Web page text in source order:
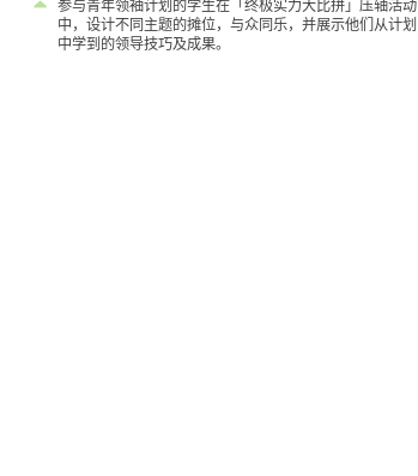
参与青年领袖计划的学生在「终极实力大比拼」压轴活动
中，设计不同主题的摊位，与众同乐，并展示他们从计划
中学到的领导技巧及成果。